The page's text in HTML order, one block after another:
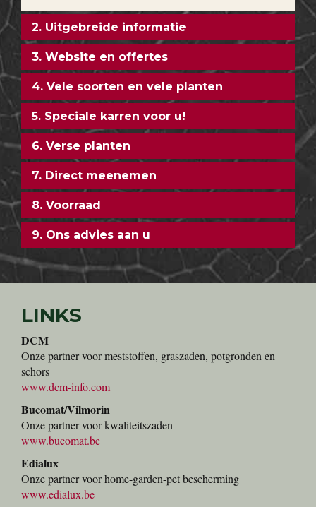
2. Uitgebreide informatie
3. Website en offertes
4. Vele soorten en vele planten
5. Speciale karren voor u!
6. Verse planten
7. Direct meenemen
8. Voorraad
9. Ons advies aan u
LINKS
DCM
Onze partner voor meststoffen, graszaden, potgronden en
schors
www.dcm-info.com
Bucomat/Vilmorin
Onze partner voor kwaliteitszaden
www.bucomat.be
Edialux
Onze partner voor home-garden-pet bescherming
www.edialux.be